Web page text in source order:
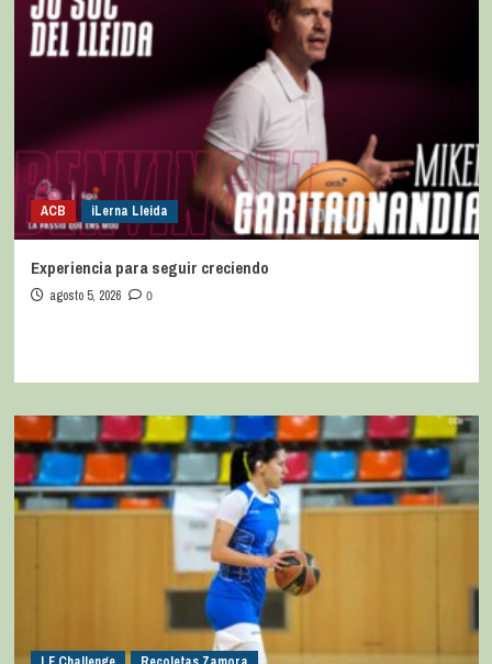
ACB iLerna Lleida
Experiencia para seguir creciendo
agosto 5, 2026 0